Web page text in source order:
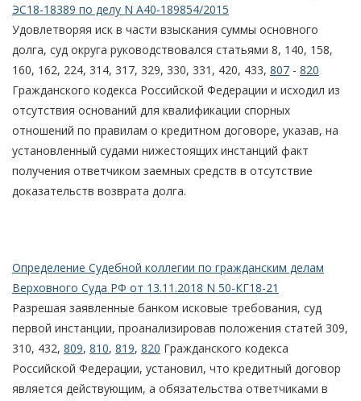
ЭС18-18389 по делу N А40-189854/2015
Удовлетворяя иск в части взыскания суммы основного
долга, суд округа руководствовался статьями 8, 140, 158,
160, 162, 224, 314, 317, 329, 330, 331, 420, 433, 807 - 820
Гражданского кодекса Российской Федерации и исходил из
отсутствия оснований для квалификации спорных
отношений по правилам о кредитном договоре, указав, на
установленный судами нижестоящих инстанций факт
получения ответчиком заемных средств в отсутствие
доказательств возврата долга.
Определение Судебной коллегии по гражданским делам
Верховного Суда РФ от 13.11.2018 N 50-КГ18-21
Разрешая заявленные банком исковые требования, суд
первой инстанции, проанализировав положения статей 309,
310, 432, 809, 810, 819, 820 Гражданского кодекса
Российской Федерации, установил, что кредитный договор
является действующим, а обязательства ответчиками в